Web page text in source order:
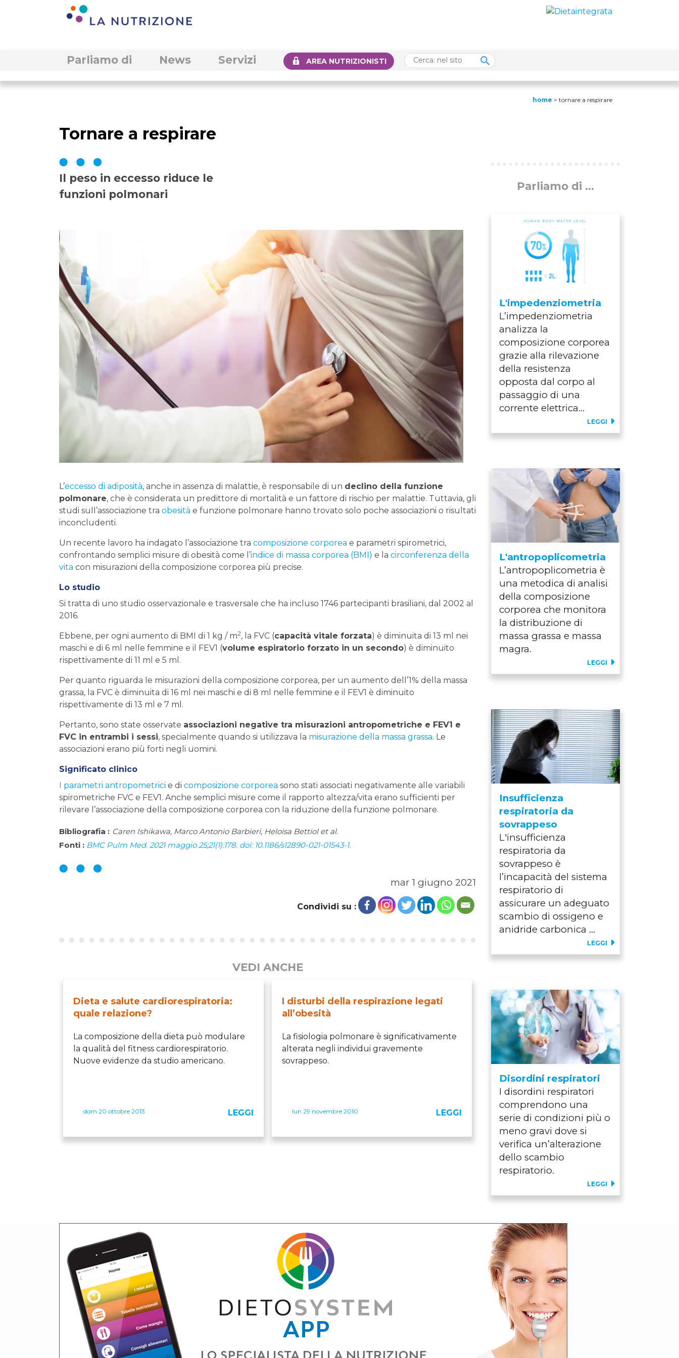
Parliamo di News Servizi AREA NUTRIZIONISTI
home > tornare a respirare
Tornare a respirare
Il peso in eccesso riduce le
funzioni polmonari
L’eccesso di adiposità, anche in assenza di malattie, è responsabile di un declino della funzione
polmonare, che è considerata un predittore di mortalità e un fattore di rischio per malattie. Tuttavia, gli
studi sull’associazione tra obesità e funzione polmonare hanno trovato solo poche associazioni o risultati
inconcludenti.
Un recente lavoro ha indagato l’associazione tra composizione corporea e parametri spirometrici,
confrontando semplici misure di obesità come l’indice di massa corporea (BMI) e la circonferenza della
vita con misurazioni della composizione corporea più precise.
Lo studio
Si tratta di uno studio osservazionale e trasversale che ha incluso 1746 partecipanti brasiliani, dal 2002 al
2016.
Ebbene, per ogni aumento di BMI di 1 kg / m2, la FVC (capacità vitale forzata) è diminuita di 13 ml nei
maschi e di 6 ml nelle femmine e il FEV1 (volume espiratorio forzato in un secondo) è diminuito
rispettivamente di 11 ml e 5 ml.
Per quanto riguarda le misurazioni della composizione corporea, per un aumento dell’1% della massa
grassa, la FVC è diminuita di 16 ml nei maschi e di 8 ml nelle femmine e il FEV1 è diminuito
rispettivamente di 13 ml e 7 ml.
Pertanto, sono state osservate associazioni negative tra misurazioni antropometriche e FEV1 e
FVC in entrambi i sessi, specialmente quando si utilizzava la misurazione della massa grassa. Le
associazioni erano più forti negli uomini.
Significato clinico
I parametri antropometrici e di composizione corporea sono stati associati negativamente alle variabili
spirometriche FVC e FEV1. Anche semplici misure come il rapporto altezza/vita erano sufficienti per
rilevare l’associazione della composizione corporea con la riduzione della funzione polmonare.
Bibliografia : Caren Ishikawa, Marco Antonio Barbieri, Heloisa Bettiol et al.
Fonti : BMC Pulm Med. 2021 maggio 25;21(1):178. doi: 10.1186/s12890-021-01543-1.
mar 1 giugno 2021
Condividi su :
VEDI ANCHE
Dieta e salute cardiorespiratoria:
quale relazione?
La composizione della dieta può modulare
la qualità del fitness cardiorespiratorio.
Nuove evidenze da studio americano.
dom 20 ottobre 2013 LEGGI
I disturbi della respirazione legati
all’obesità
La fisiologia polmonare è significativamente
alterata negli individui gravemente
sovrappeso.
lun 29 novembre 2010 LEGGI
Parliamo di ...
L'impedenziometria
L’impedenziometria
analizza la
composizione corporea
grazie alla rilevazione
della resistenza
opposta dal corpo al
passaggio di una
corrente elettrica...
LEGGI
L'antropoplicometria
L’antropoplicometria è
una metodica di analisi
della composizione
corporea che monitora
la distribuzione di
massa grassa e massa
magra.
LEGGI
Insufficienza
respiratoria da
sovrappeso
L'insufficienza
respiratoria da
sovrappeso è
l’incapacità del sistema
respiratorio di
assicurare un adeguato
scambio di ossigeno e
anidride carbonica ...
LEGGI
Disordini respiratori
I disordini respiratori
comprendono una
serie di condizioni più o
meno gravi dove si
verifica un’alterazione
dello scambio
respiratorio.
LEGGI